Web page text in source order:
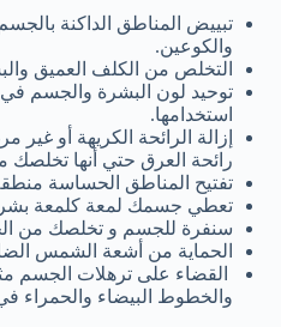
تبييض المناطق الداكنة
والكوعين.
التخلص من الكلف العميق
توحيد لون البشرة والجسم
استخدامها.
إزالة الرائحة الكريهة أو
رائحة العرق حتي أنها تخلصك
تفتيح المناطق الحساسة
تعطي جسمك لمعة كلمعة
سنفرة للجسم و تخلصك من
الحماية من أشعة الشمس
القضاء على ترهلات الجسم
والخطوط البيضاء والحمراء